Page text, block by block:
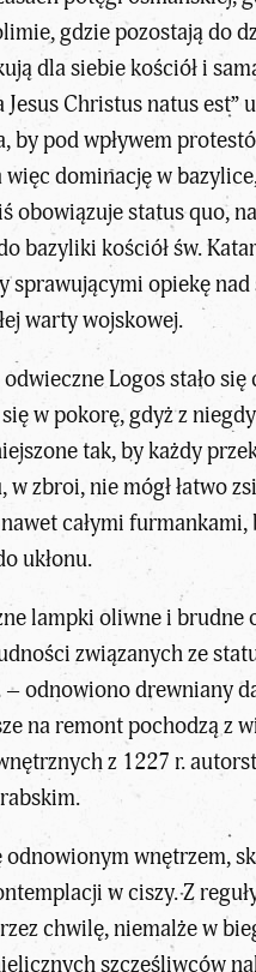
gdzie pozostają do
dla siebie kościół i
Christus natus est”
by pod wpływem
dominację w
status quo,
bazyliki kościół św.
sprawującymi opiekę
warty wojskowej.
Logos stało się
w pokorę, gdyż z
tak, by każdy
zbroi, nie mógł łatwo
całymi
ukłonu.
lampki oliwne i brudne
związanych ze
– odnowiono drewniany
na remont pochodzą z
z 1227 r.
odnowionym wnętrzem,
w ciszy. Z
chwilę, niemalże w
szczęśliwców